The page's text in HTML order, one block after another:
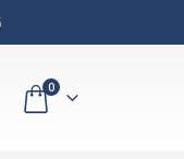
0